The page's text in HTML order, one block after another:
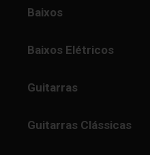
Baixos
Baixos Elétricos
Guitarras
Guitarras Clássicas